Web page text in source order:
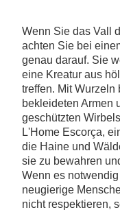
Wenn Sie das Vall
achten Sie bei
genau darauf. Sie
eine Kreatur aus
treffen. Mit Wurzeln
bekleideten Armen
geschützten
L'Home Escorça,
die Haine und
sie zu bewahren
Wenn es
neugierige
nicht respektieren,